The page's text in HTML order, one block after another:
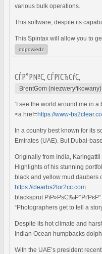
various bulk operations.
This software, despite its
This Spintax will allow you to
odpowiedz
СЃР°Р№С‚ СЃРїСЂСѓС‚
BrentGom (niezweryfikowany)
‘I see the world around me in
<a href=https://www-
In a country best known for its
Emirates (UAE). But Dubai-
Originally from India,
Highlights of his stunning
black and yellow mud daubers
https://clearbs2tor2cc.com
blacksprut РїР»РѕС‰Р°РґРєР°
“Photographers get to tell a
Despite its hot climate and
Indian Ocean humpbacks
With the UAE’s president